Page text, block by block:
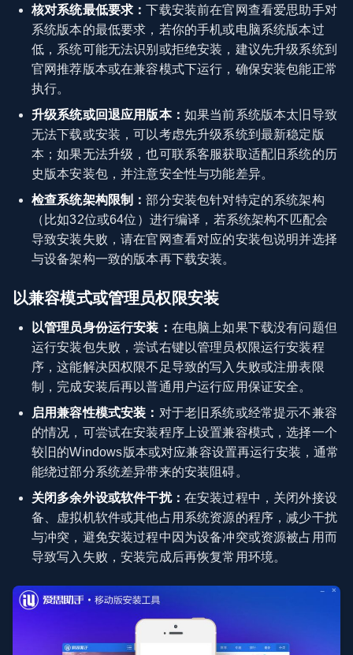
核对系统最低要求：
下载安装前在官网查看爱思助手对
系统版本的最低要求，若你的手机或电脑系统版本过
低，系统可能无法识别或拒绝安装，建议先升级系统到
官网推荐版本或在兼容模式下运行，确保安装包能正常
执行。
升级系统或回退应用版本： 如果当前系统版本太旧导致
无法下载或安装，可以考虑先升级系统到最新稳定版
本；如果无法升级，也可联系客服获取适配旧系统的历
史版本安装包，并注意安全性与功能差异。
检查系统架构限制：部分安装包针对特定的系统架构
（比如32位或64位）进行编译，若系统架构不匹配会
导致安装失败，请在官网查看对应的安装包说明并选择
与设备架构一致的版本再下载安装。
以兼容模式或管理员权限安装
以管理员身份运行安装： 在电脑上如果下载没有问题但
运行安装包失败，尝试右键以管理员权限运行安装程
序，这能解决因权限不足导致的写入失败或注册表限
制，完成安装后再以普通用户运行应用保证安全。
启用兼容性模式安装： 对于老旧系统或经常提示不兼容
的情况，可尝试在安装程序上设置兼容模式，选择一个
较旧的Windows版本或对应兼容设置再运行安装，通常
能绕过部分系统差异带来的安装阻碍。
关闭多余外设或软件干扰： 在安装过程中，关闭外接设
备、虚拟机软件或其他占用系统资源的程序，减少干扰
与冲突，避免安装过程中因为设备冲突或资源被占用而
导致写入失败，安装完成后再恢复常用环境。